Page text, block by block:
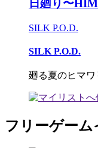
日廻り〜
SILK P.O.D.
SILK P.O.D.
廻る夏のヒマ
フリーゲーム